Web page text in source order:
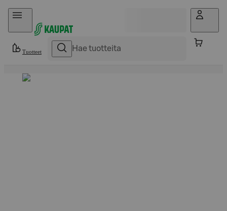
Hyppää sisältöön
Tuotteet